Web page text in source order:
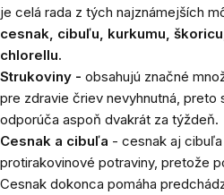
je celá rada z tých najznámejších
cesnak, cibuľu, kurkumu,
chlorellu.
Strukoviny - obsahujú značné
pre zdravie čriev nevyhnutná, preto
odporúča aspoň dvakrát za týždeň.
Cesnak a cibuľa - cesnak aj
protirakovinové potraviny, pretože
Cesnak dokonca pomáha